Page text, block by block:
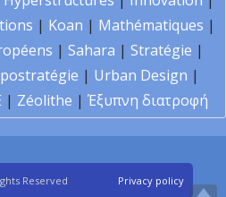
| Koan | Mathématiques |
| Sahara | Stratégie |
| Urban Design |
| Zéolithe | Έξυπνη διατροφή
Reserved Privacy policy